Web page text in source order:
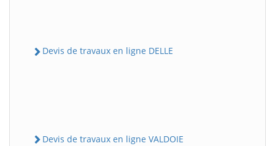
Devis de travaux en ligne DELLE
Devis de travaux en ligne VALDOIE